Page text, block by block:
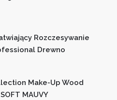
Rozczesywanie
Drewno
Make-Up Wood
MAUVY